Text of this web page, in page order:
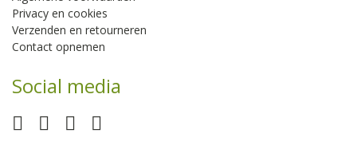
Privacy en cookies
Verzenden en retourneren
Contact opnemen
Social media